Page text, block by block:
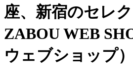
座、新宿のセレ
ZABOU WEB
ウェブショップ）